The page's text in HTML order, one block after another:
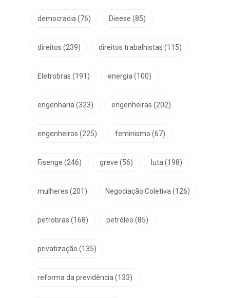
democracia (76) Dieese (85)
direitos (239) direitos trabalhistas (115)
Eletrobras (191) energia (100)
engenharia (323) engenheiras (202)
engenheiros (225) feminismo (67)
Fisenge (246) greve (56) luta (198)
mulheres (201) Negociação Coletiva (126)
petrobras (168) petróleo (85)
privatização (135)
reforma da previdência (133)